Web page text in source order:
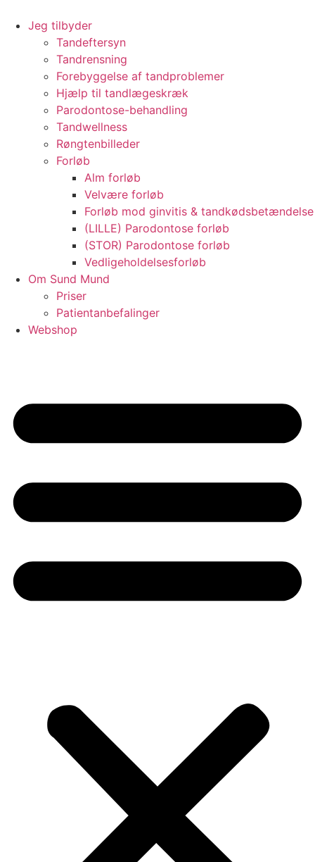
Jeg tilbyder
Tandeftersyn
Tandrensning
Forebyggelse af tandproblemer
Hjælp til tandlægeskræk
Parodontose-behandling
Tandwellness
Røngtenbilleder
Forløb
Alm forløb
Velvære forløb
Forløb mod ginvitis & tandkødsbetændelse
(LILLE) Parodontose forløb
(STOR) Parodontose forløb
Vedligeholdelsesforløb
Om Sund Mund
Priser
Patientanbefalinger
Webshop